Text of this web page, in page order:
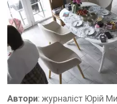
Автори: журналіст Юрій